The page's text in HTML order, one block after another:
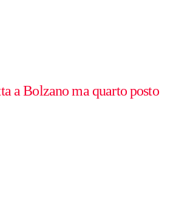
a Bolzano ma quarto posto